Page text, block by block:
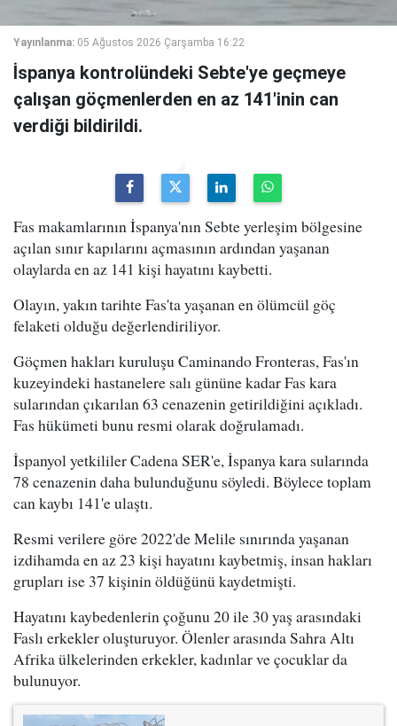
Yayınlanma: 05 Ağustos 2026 Çarşamba 16:22
İspanya kontrolündeki Sebte'ye geçmeye
çalışan göçmenlerden en az 141'inin can
verdiği bildirildi.
Fas makamlarının İspanya'nın Sebte yerleşim bölgesine
açılan sınır kapılarını açmasının ardından yaşanan
olaylarda en az 141 kişi hayatını kaybetti.
Olayın, yakın tarihte Fas'ta yaşanan en ölümcül göç
felaketi olduğu değerlendiriliyor.
Göçmen hakları kuruluşu Caminando Fronteras, Fas'ın
kuzeyindeki hastanelere salı gününe kadar Fas kara
sularından çıkarılan 63 cenazenin getirildiğini açıkladı.
Fas hükümeti bunu resmi olarak doğrulamadı.
İspanyol yetkililer Cadena SER'e, İspanya kara sularında
78 cenazenin daha bulunduğunu söyledi. Böylece toplam
can kaybı 141'e ulaştı.
Resmi verilere göre 2022'de Melile sınırında yaşanan
izdihamda en az 23 kişi hayatını kaybetmiş, insan hakları
grupları ise 37 kişinin öldüğünü kaydetmişti.
Hayatını kaybedenlerin çoğunu 20 ile 30 yaş arasındaki
Faslı erkekler oluşturuyor. Ölenler arasında Sahra Altı
Afrika ülkelerinden erkekler, kadınlar ve çocuklar da
bulunuyor.